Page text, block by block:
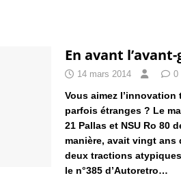
En avant
14 mars 2014 0
Vous aimez
parfois étranges ? Le
21 Pallas et NSU Ro 80
manière, avait vingt ans
deux tractions
le n°385 d’Autoretro…